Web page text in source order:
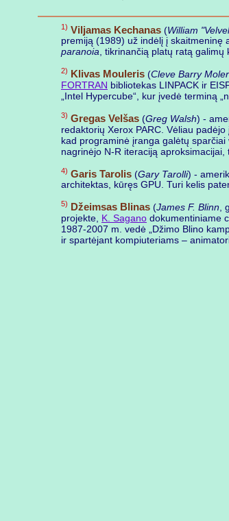
1) Viljamas Kechanas (William
premiją (1989) už indėlį į skaitmeninę
paranoia, tikrinančią platų ratą galimų
2) Klivas Mouleris (Cleve Barry Moler
FORTRAN bibliotekas LINPACK ir
„Intel Hypercube“, kur įvedė terminą
3) Gregas Velšas (Greg Walsh) -
redaktorių Xerox PARC. Vėliau
kad programinė įranga galėtų
nagrinėjo N-R iteraciją
4) Garis Tarolis (Gary Tarolli) -
architektas, kūręs GPU. Turi kelis
5) Džeimsas Blinas (James F. Blinn
projekte, K. Sagano dokumentiniame
1987-2007 m. vedė „Džimo Blino
ir spartėjant kompiuteriams –